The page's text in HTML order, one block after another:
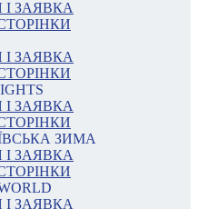
ЗАЯВКА
ЗАЯВКА
ЗАЯВКА
ЗИМА
ЗАЯВКА
ЗАЯВКА